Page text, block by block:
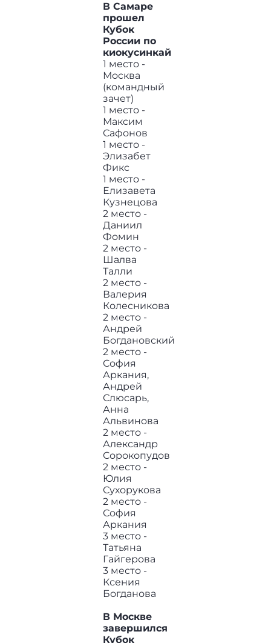
В Самаре
прошел
Кубок
России по
киокусинкай
1 место -
Москва
(командный
зачет)
1 место -
Максим
Сафонов
1 место -
Элизабет
Фикс
1 место -
Елизавета
Кузнецова
2 место -
Даниил
Фомин
2 место -
Шалва
Талли
2 место -
Валерия
Колесникова
2 место -
Андрей
Богдановский
2 место -
София
Аркания,
Андрей
Слюсарь,
Анна
Альвинова
2 место -
Александр
Сорокопудов
2 место -
Юлия
Сухорукова
2 место -
София
Аркания
3 место -
Татьяна
Гайгерова
3 место -
Ксения
Богданова
В Москве
завершился
Кубок